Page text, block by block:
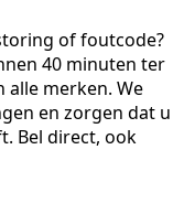
of foutcode?
40 minuten ter
alle merken. We
en zorgen dat u
Bel direct, ook